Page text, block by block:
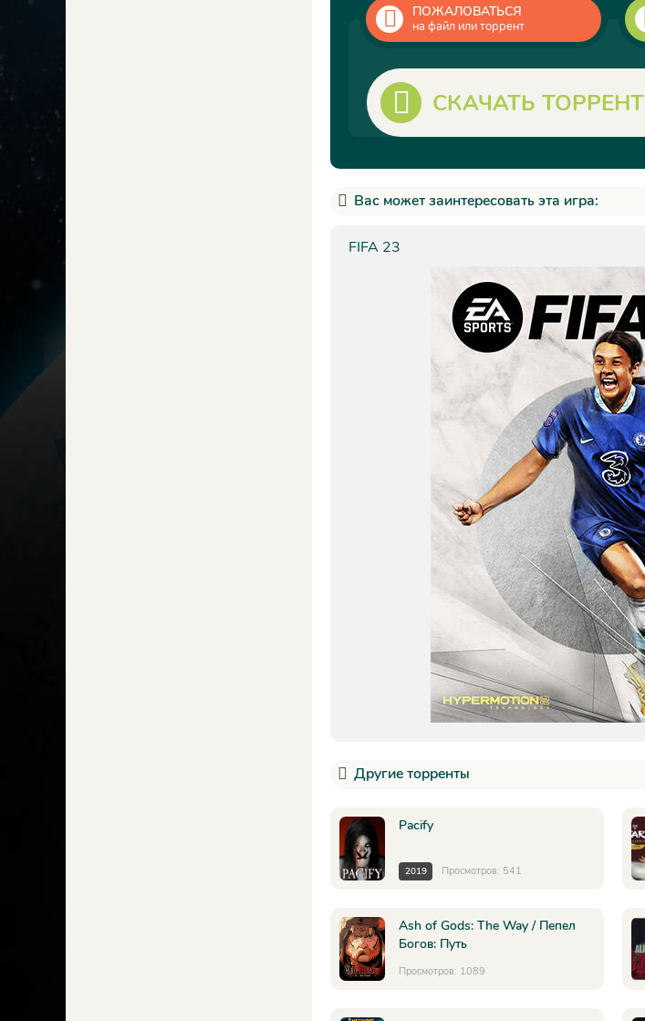
ПОЖАЛОВАТЬСЯ
на файл или торрент
СКАЧАТЬ ТОРРЕНТ
Вас может заинтересовать эта игра:
FIFA 23
Другие торренты
Pacify
2019 Просмотров: 541
Ash of Gods: The Way / Пепел
Богов: Путь
Просмотров: 1089